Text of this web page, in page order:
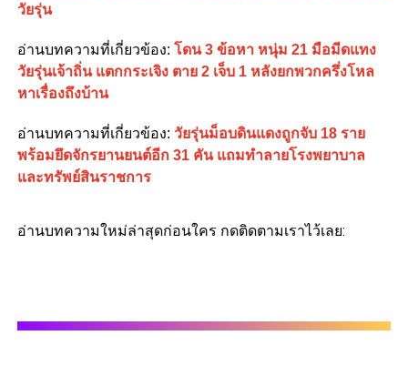
วัยรุ่น
อ่านบทความที่เกี่ยวข้อง: โดน 3 ข้อหา หนุ่ม 21 มือมีดแทง
วัยรุ่นเจ้าถิ่น แตกกระเจิง ตาย 2 เจ็บ 1 หลังยกพวกครึ่งโหล
หาเรื่องถึงบ้าน
อ่านบทความที่เกี่ยวข้อง: วัยรุ่นม็อบดินแดงถูกจับ 18 ราย
พร้อมยึดจักรยานยนต์อีก 31 คัน แถมทำลายโรงพยาบาล
และทรัพย์สินราชการ
อ่านบทความใหม่ล่าสุดก่อนใคร กดติดตามเราไว้เลย: